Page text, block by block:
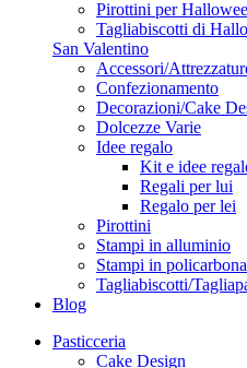
Pirottini per
Tagliabiscotti di
San Valentino
Accessori/
Confezionamento
Decorazioni/Cake
Dolcezze Varie
Idee regalo
Kit e idee
Regali per lui
Regalo per lei
Pirottini
Stampi in alluminio
Stampi in
Tagliabiscotti/
Blog
Pasticceria
Cake Design